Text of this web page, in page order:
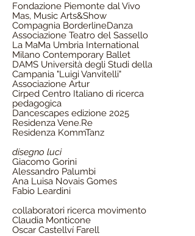
Fondazione Piemonte dal Vivo
Mas, Music Arts&Show
Compagnia BorderlineDanza
Associazione Teatro del Sassello
La MaMa Umbria International
Milano Contemporary Ballet
DAMS Università degli Studi della
Campania "Luigi Vanvitelli"
Associazione Artur
Cirped Centro Italiano di ricerca
pedagogica
Dancescapes edizione 2025
Residenza Vene.Re
Residenza KommTanz
disegno luci
Giacomo Gorini
Alessandro Palumbi
Ana Luisa Novais Gomes
Fabio Leardini
collaboratori ricerca movimento
Claudia Monticone
Oscar Castellví Farell